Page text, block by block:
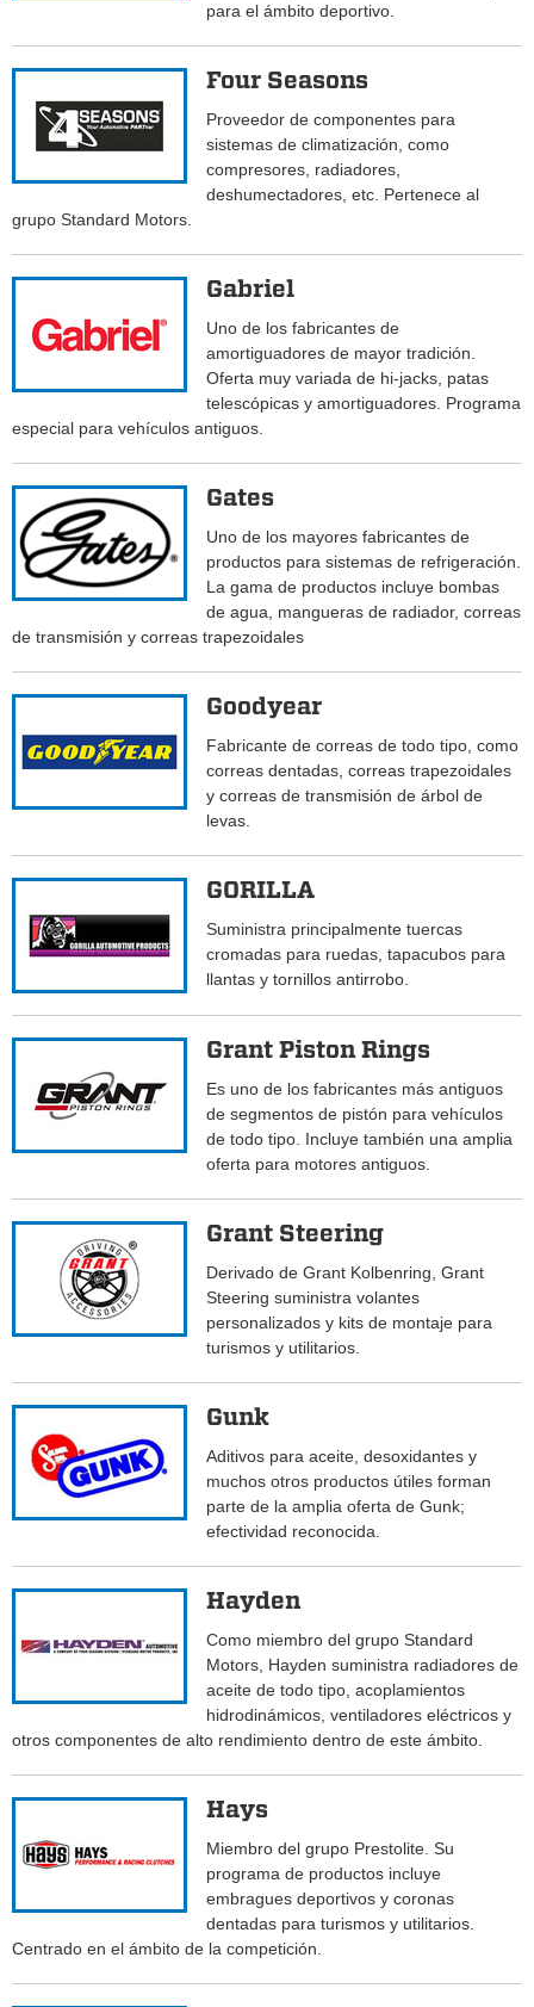
para el ámbito deportivo.
Four Seasons
Proveedor de componentes para
sistemas de climatización, como
compresores, radiadores,
deshumectadores, etc. Pertenece al
grupo Standard Motors.
Gabriel
Uno de los fabricantes de
amortiguadores de mayor tradición.
Oferta muy variada de hi-jacks, patas
telescópicas y amortiguadores. Programa
especial para vehículos antiguos.
Gates
Uno de los mayores fabricantes de
productos para sistemas de refrigeración.
La gama de productos incluye bombas
de agua, mangueras de radiador, correas
de transmisión y correas trapezoidales
Goodyear
Fabricante de correas de todo tipo, como
correas dentadas, correas trapezoidales
y correas de transmisión de árbol de
levas.
GORILLA
Suministra principalmente tuercas
cromadas para ruedas, tapacubos para
llantas y tornillos antirrobo.
Grant Piston Rings
Es uno de los fabricantes más antiguos
de segmentos de pistón para vehículos
de todo tipo. Incluye también una amplia
oferta para motores antiguos.
Grant Steering
Derivado de Grant Kolbenring, Grant
Steering suministra volantes
personalizados y kits de montaje para
turismos y utilitarios.
Gunk
Aditivos para aceite, desoxidantes y
muchos otros productos útiles forman
parte de la amplia oferta de Gunk;
efectividad reconocida.
Hayden
Como miembro del grupo Standard
Motors, Hayden suministra radiadores de
aceite de todo tipo, acoplamientos
hidrodinámicos, ventiladores eléctricos y
otros componentes de alto rendimiento dentro de este ámbito.
Hays
Miembro del grupo Prestolite. Su
programa de productos incluye
embragues deportivos y coronas
dentadas para turismos y utilitarios.
Centrado en el ámbito de la competición.